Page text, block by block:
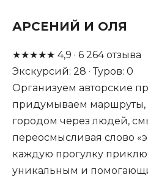
АРСЕНИЙ И ОЛЯ
★★★★★ 4,9 · 6 264отзыва
Экскурсий: 28 · Туров: 0
Организуем авторские
придумываем маршруты,
городом через людей,
переосмысливая слово
каждую прогулку
уникальным и